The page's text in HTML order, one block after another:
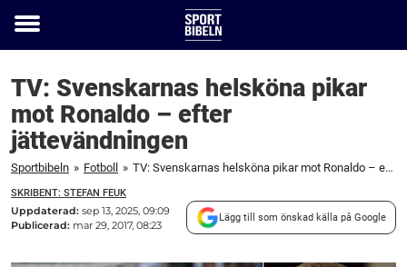
Toggle
TV: Svenskarnas helsköna pikar
mot Ronaldo – efter
jättevändningen
Sportbibeln » Fotboll » TV: Svenskarnas helsköna pikar mot Ronaldo – efter jättevändningen
SKRIBENT: STEFAN FEUK
Uppdaterad: sep 13, 2025, 09:09
Publicerad: mar 29, 2017, 08:23
Lägg till som önskad källa på Google